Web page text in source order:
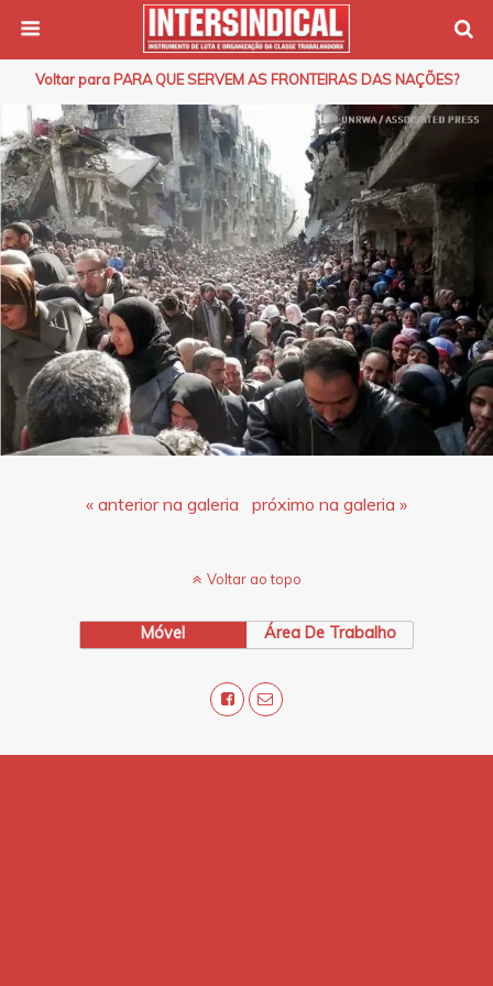
Voltar para PARA QUE SERVEM AS FRONTEIRAS DAS NAÇÕES?
« anterior na galeria próximo na galeria »
Voltar ao topo
Móvel Área De Trabalho